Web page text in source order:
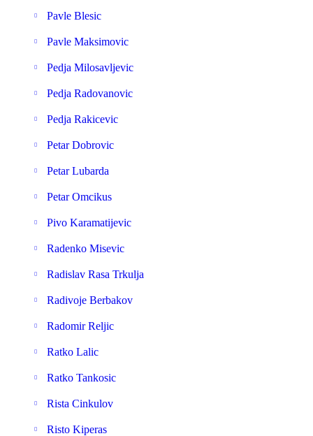
Pavle Blesic
Pavle Maksimovic
Pedja Milosavljevic
Pedja Radovanovic
Pedja Rakicevic
Petar Dobrovic
Petar Lubarda
Petar Omcikus
Pivo Karamatijevic
Radenko Misevic
Radislav Rasa Trkulja
Radivoje Berbakov
Radomir Reljic
Ratko Lalic
Ratko Tankosic
Rista Cinkulov
Risto Kiperas